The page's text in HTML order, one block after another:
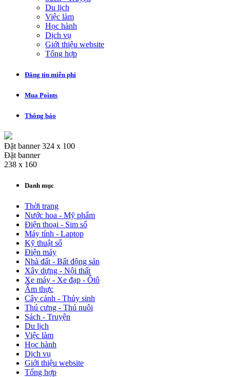
Du lịch
Việc làm
Học hành
Dịch vụ
Giới thiệu website
Tổng hợp
Đăng tin miễn phí
Mua Points
Thông báo
Đặt banner 324 x 100
Đặt banner
238 x 160
Danh mục
Thời trang
Nước hoa - Mỹ phẩm
Điện thoại - Sim số
Máy tính - Laptop
Kỹ thuật số
Điện máy
Nhà đất - Bất động sản
Xây dựng - Nội thất
Xe máy - Xe đạp - Ôtô
Ẩm thực
Cây cảnh - Thủy sinh
Thú cưng - Thú nuôi
Sách - Truyện
Du lịch
Việc làm
Học hành
Dịch vụ
Giới thiệu website
Tổng hợp